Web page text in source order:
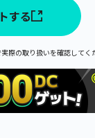
する
際の取り扱いを確認してく